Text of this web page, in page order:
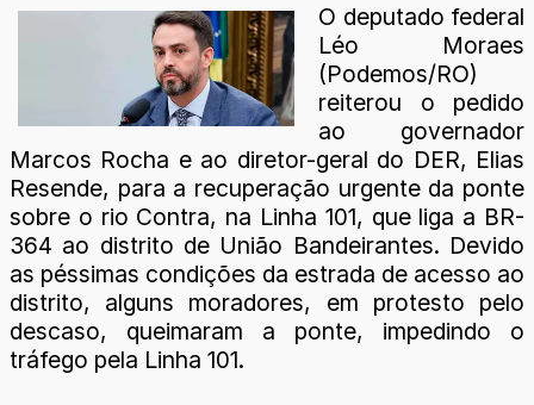
O deputado federal
Léo Moraes
(Podemos/RO)
reiterou o pedido
ao governador
Marcos Rocha e ao diretor-geral do DER, Elias
Resende, para a recuperação urgente da ponte
sobre o rio Contra, na Linha 101, que liga a BR-
364 ao distrito de União Bandeirantes. Devido
as péssimas condições da estrada de acesso ao
distrito, alguns moradores, em protesto pelo
descaso, queimaram a ponte, impedindo o
tráfego pela Linha 101.